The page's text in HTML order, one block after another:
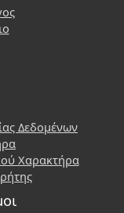
Δεδομένων
Χαρακτήρα